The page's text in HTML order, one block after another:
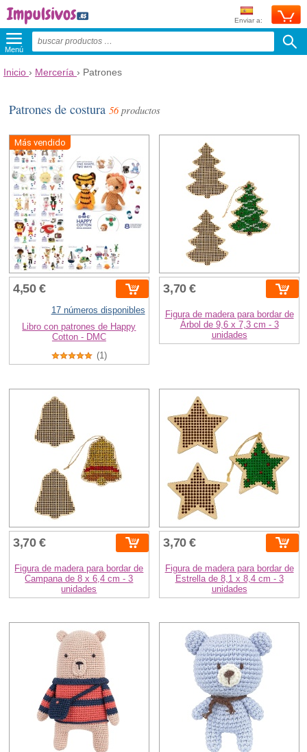
Enviar a:
Menú
Inicio › Mercería › Patrones
Patrones de costura56productos
Más vendido
4,50 €
17 números disponibles
Libro con patrones de Happy
Cotton - DMC
(1)
3,70 €
Figura de madera para bordar de
Árbol de 9,6 x 7,3 cm - 3
unidades
3,70 €
Figura de madera para bordar de
Campana de 8 x 6,4 cm - 3
unidades
3,70 €
Figura de madera para bordar de
Estrella de 8,1 x 8,4 cm - 3
unidades